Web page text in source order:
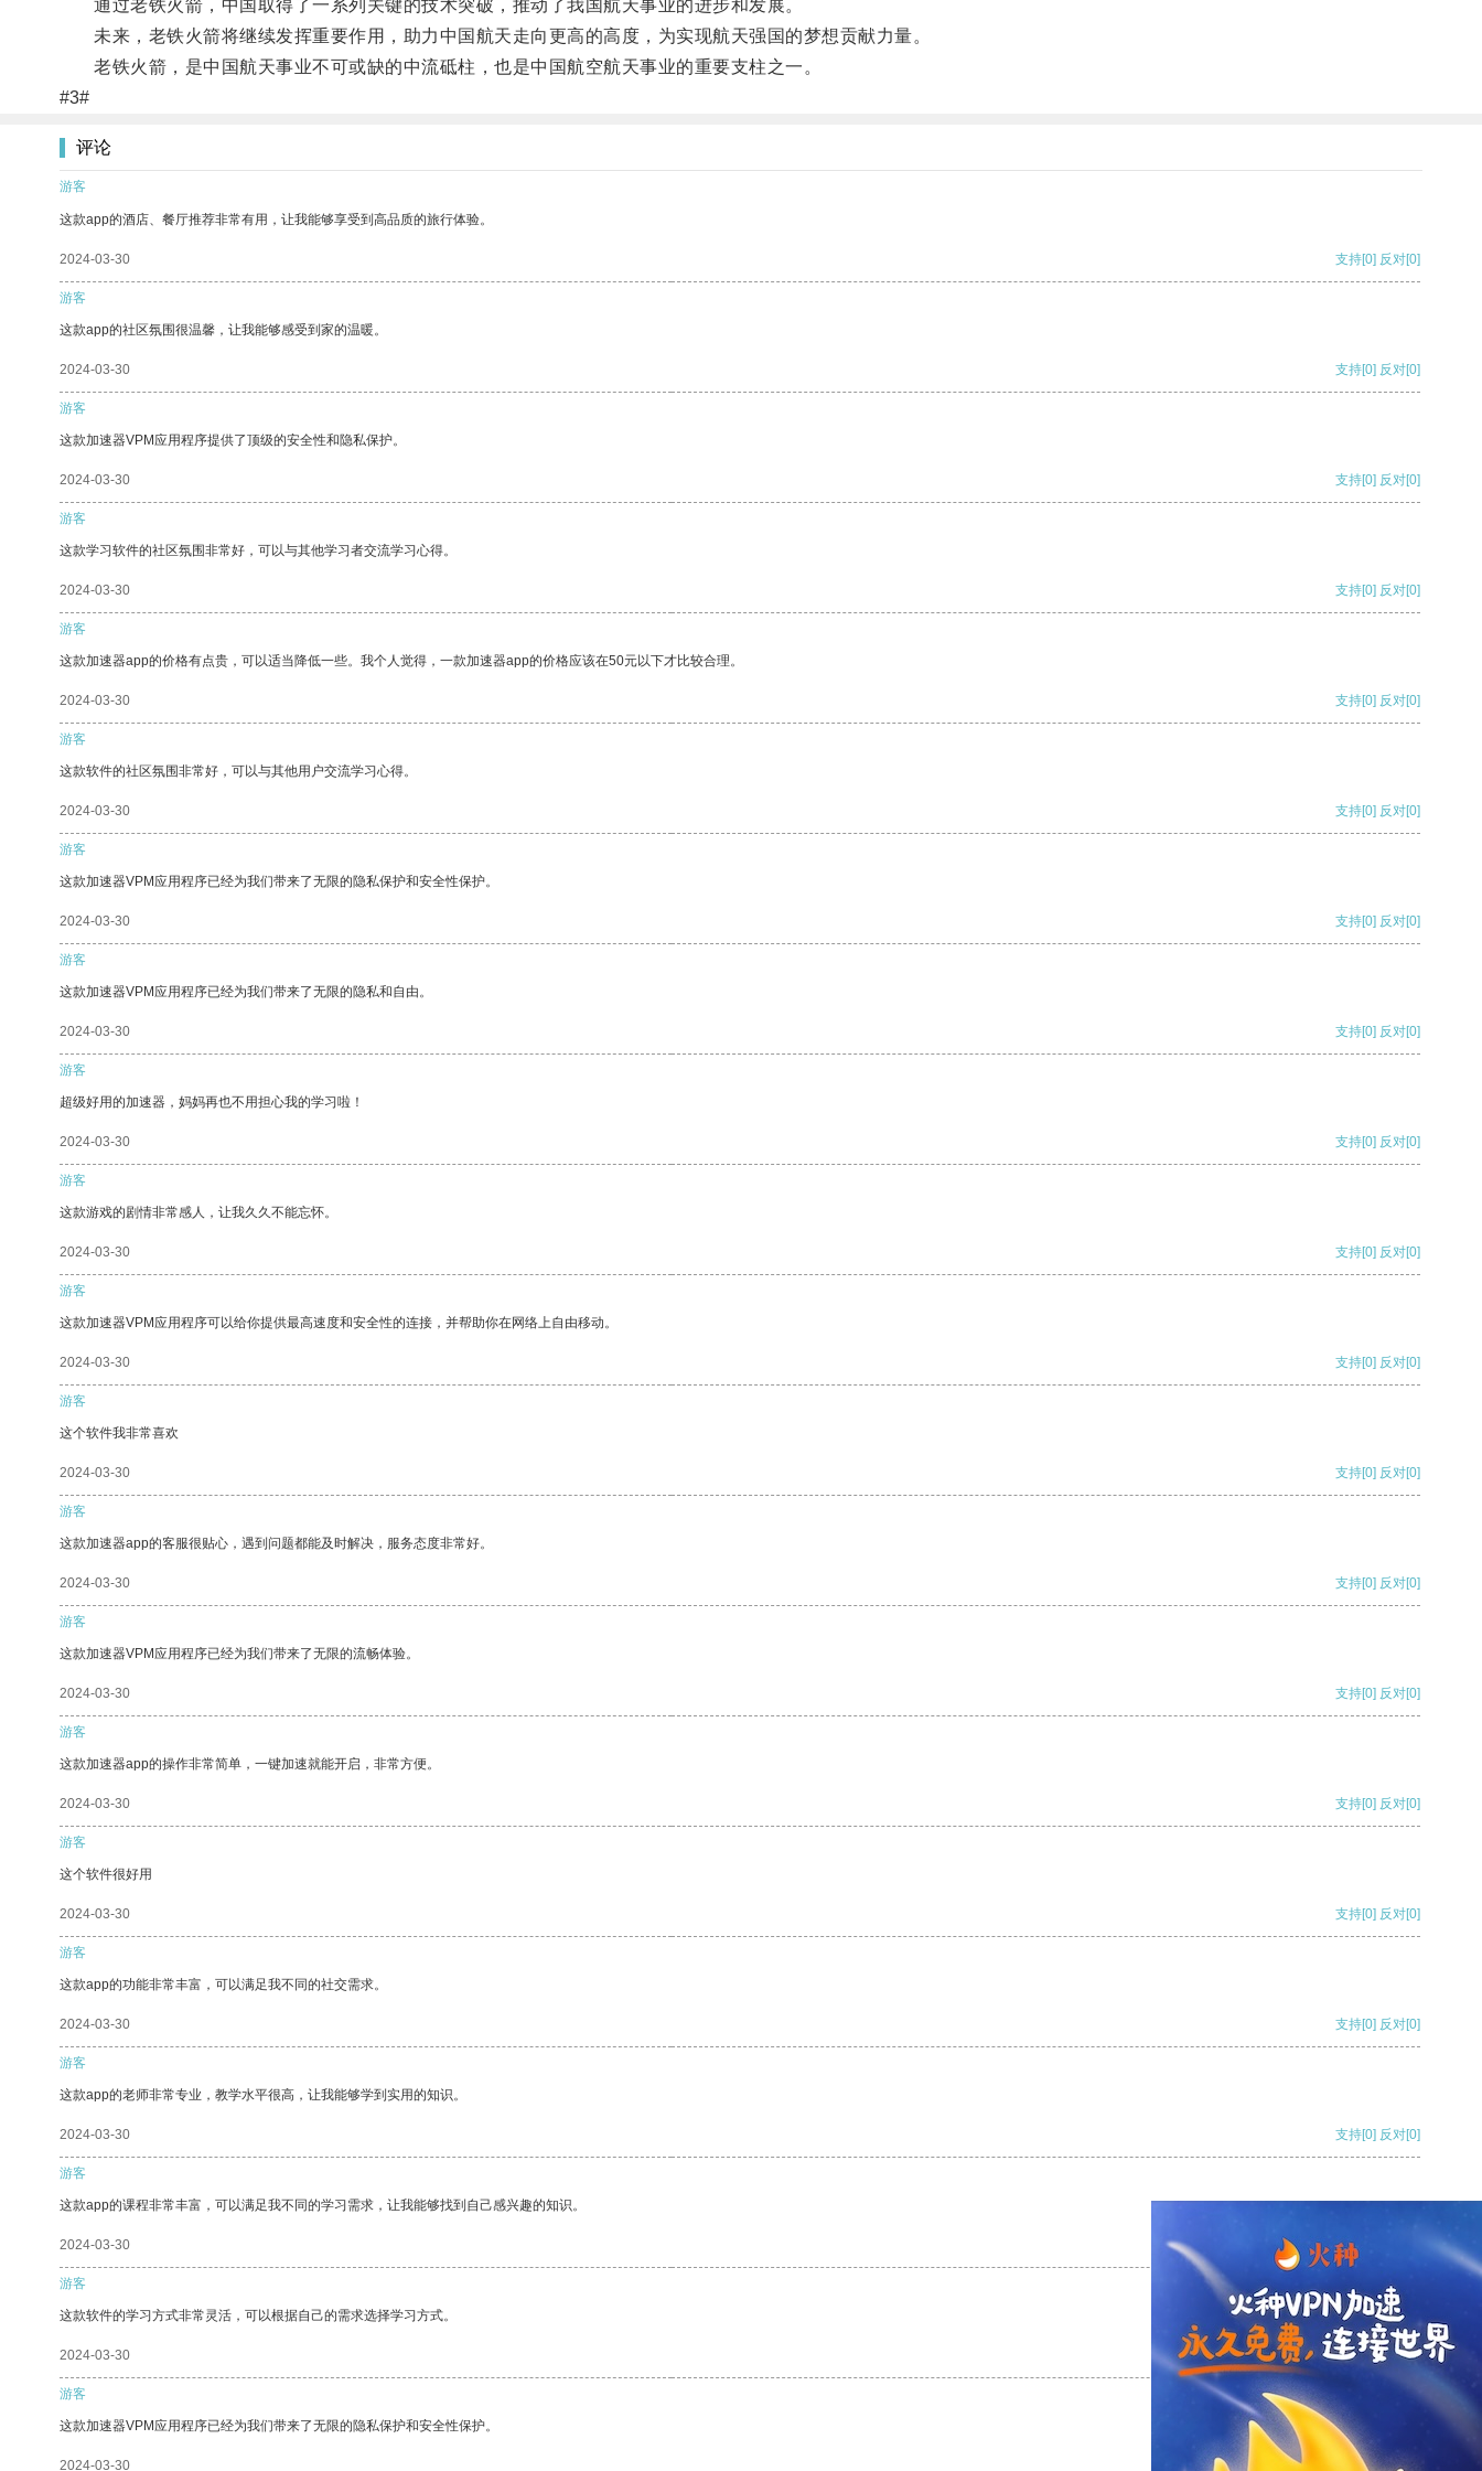
通过老铁火箭，中国取得了一系列关键的技术突破，推动了我国航天事业的进步和发展。
未来，老铁火箭将继续发挥重要作用，助力中国航天走向更高的高度，为实现航天强国的梦想贡献力量。
老铁火箭，是中国航天事业不可或缺的中流砥柱，也是中国航空航天事业的重要支柱之一。
#3#
评论
游客
这款app的酒店、餐厅推荐非常有用，让我能够享受到高品质的旅行体验。
2024-03-30 支持[0] 反对[0]
游客
这款app的社区氛围很温馨，让我能够感受到家的温暖。
2024-03-30 支持[0] 反对[0]
游客
这款加速器VPM应用程序提供了顶级的安全性和隐私保护。
2024-03-30 支持[0] 反对[0]
游客
这款学习软件的社区氛围非常好，可以与其他学习者交流学习心得。
2024-03-30 支持[0] 反对[0]
游客
这款加速器app的价格有点贵，可以适当降低一些。我个人觉得，一款加速器app的价格应该在50元以下才比较合理。
2024-03-30 支持[0] 反对[0]
游客
这款软件的社区氛围非常好，可以与其他用户交流学习心得。
2024-03-30 支持[0] 反对[0]
游客
这款加速器VPM应用程序已经为我们带来了无限的隐私保护和安全性保护。
2024-03-30 支持[0] 反对[0]
游客
这款加速器VPM应用程序已经为我们带来了无限的隐私和自由。
2024-03-30 支持[0] 反对[0]
游客
超级好用的加速器，妈妈再也不用担心我的学习啦！
2024-03-30 支持[0] 反对[0]
游客
这款游戏的剧情非常感人，让我久久不能忘怀。
2024-03-30 支持[0] 反对[0]
游客
这款加速器VPM应用程序可以给你提供最高速度和安全性的连接，并帮助你在网络上自由移动。
2024-03-30 支持[0] 反对[0]
游客
这个软件我非常喜欢
2024-03-30 支持[0] 反对[0]
游客
这款加速器app的客服很贴心，遇到问题都能及时解决，服务态度非常好。
2024-03-30 支持[0] 反对[0]
游客
这款加速器VPM应用程序已经为我们带来了无限的流畅体验。
2024-03-30 支持[0] 反对[0]
游客
这款加速器app的操作非常简单，一键加速就能开启，非常方便。
2024-03-30 支持[0] 反对[0]
游客
这个软件很好用
2024-03-30 支持[0] 反对[0]
游客
这款app的功能非常丰富，可以满足我不同的社交需求。
2024-03-30 支持[0] 反对[0]
游客
这款app的老师非常专业，教学水平很高，让我能够学到实用的知识。
2024-03-30 支持[0] 反对[0]
游客
这款app的课程非常丰富，可以满足我不同的学习需求，让我能够找到自己感兴趣的知识。
2024-03-30 支持
游客
这款软件的学习方式非常灵活，可以根据自己的需求选择学习方式。
2024-03-30 支持[0] 反对[0]
游客
这款加速器VPM应用程序已经为我们带来了无限的隐私保护和安全性保护。
2024-03-30 支持[0] 反对[0]